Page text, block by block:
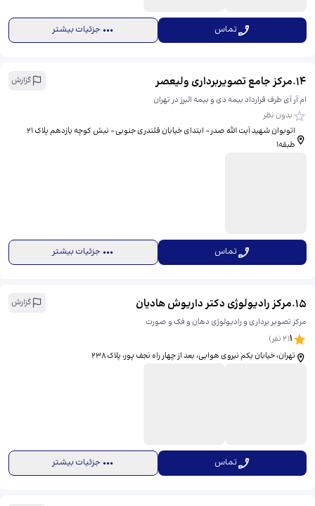
تماس جزئیات بیشتر
14
.مرکز جامع تصویربرداری ولیعصر
گزارش
ام آر آی طرف قرارداد بیمه دی و بیمه البرز در تهران
بدون نظر
اتوبوان شهید آیت الله صدر- ابتدای خیابان قلندری جنوبی- نبش کوچه یازدهم پلاک 21
طبقه1
تماس جزئیات بیشتر
15
.مرکز رادیولوژی دکتر داریوش هادیان
گزارش
مرکز تصویر برداری و رادیولوژی دهان و فک و صورت
1
(
2نفر)
تهران، خیابان یکم نیروی هوایی، بعد از چهار راه نجف پور، پلاک ۲۳۸
تماس جزئیات بیشتر